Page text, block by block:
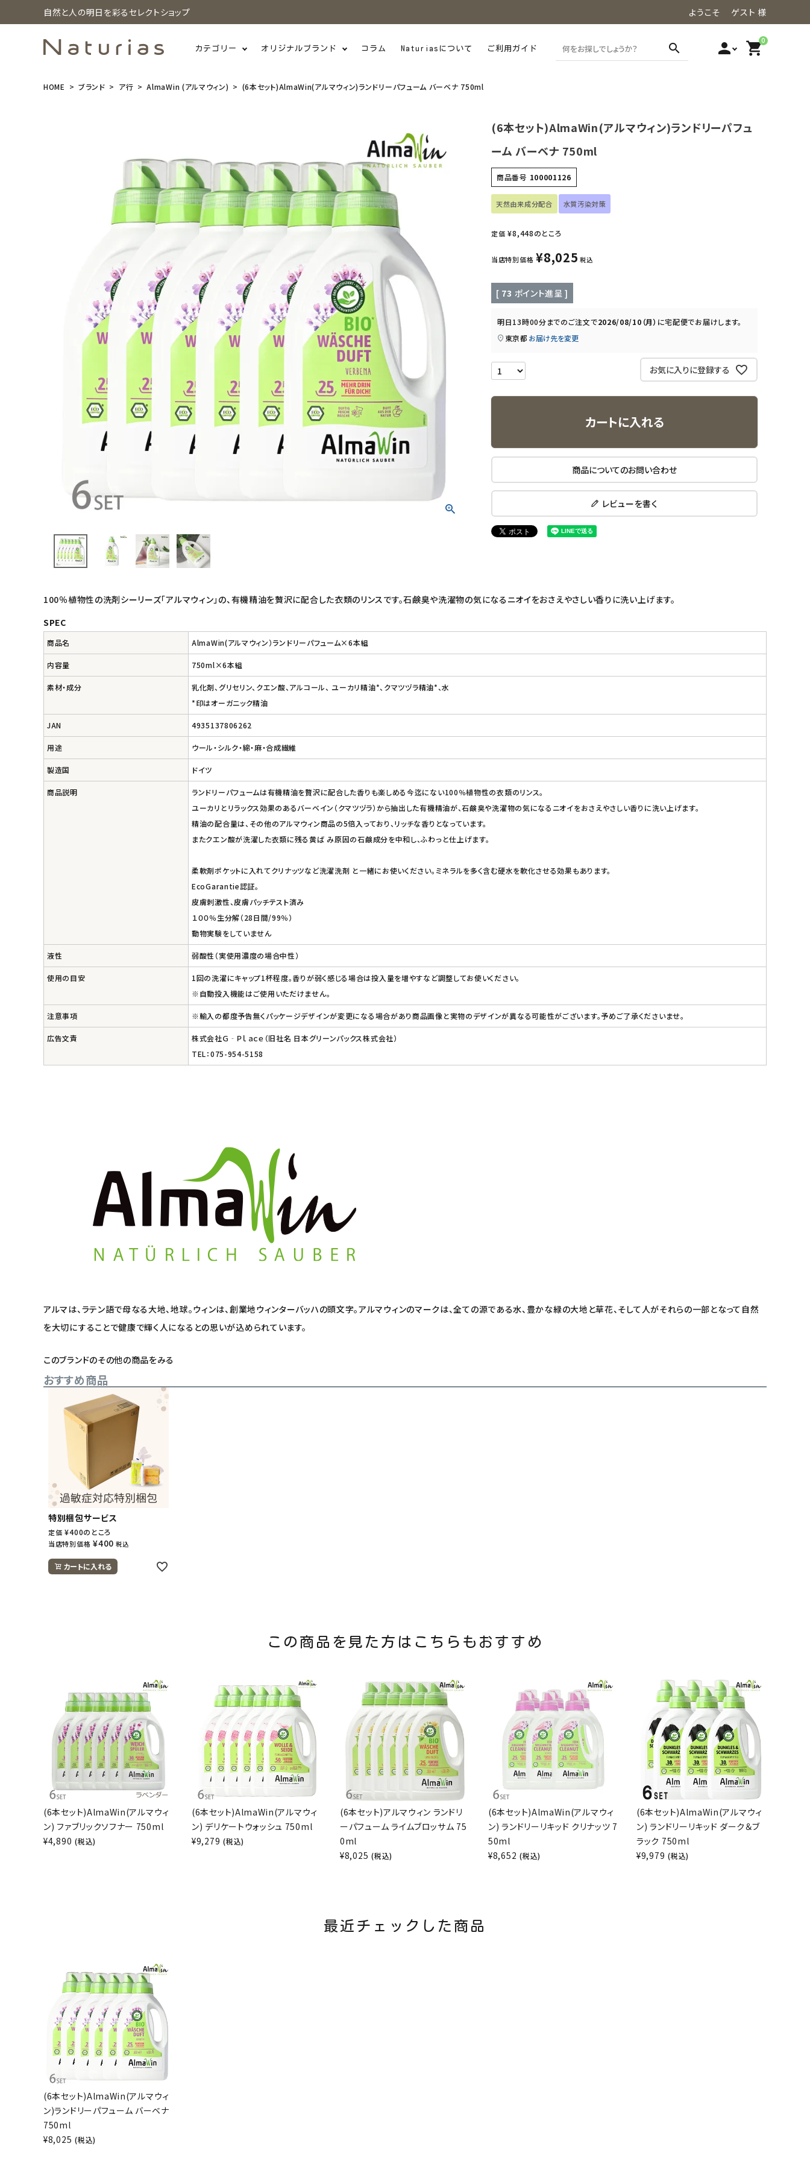
自然と人の明日を彩るセレクトショップ ようこそ ゲスト 様
カテゴリー オリジナルブランド コラム Naturiasについて ご利用ガイド search person 0
shopping_cart
カテゴリーから探す
キッチン用品
フード・ドリンク
定期購入
オリジナルブランド
ナチュラムーン
アルモニベルツ
コラム・スタッフのおすすめ
ご利用ガイド等
アカウント情報
HOME ブランド ア行 AlmaWin (アルマウィン) (6本セット)AlmaWin(アルマウィン)ランドリーパフューム バーベナ 750ml
(6本セット)AlmaWin(アルマウィン)ランドリーパフュ
ーム バーベナ 750ml
商品番号 100001126
天然由来成分配合 水質汚染対策
定価 ¥8,448のところ
当店特別価格 ¥8,025 税込
[ 73 ポイント進呈 ]
明日13時00分までのご注文で2026/08/10（月） に宅配便でお届けします。
東京都 お届け先を変更
お気に入りに登録する
カートに入れる
商品についてのお問い合わせ
レビューを書く
100％植物性の洗剤シーリーズ「アルマウィン」の、有機精油を贅沢に配合した衣類のリンスです。石鹸臭や洗濯物の気になるニオイをおさえやさしい香りに洗い上げます。
SPEC
商品名 AlmaWin(アルマウィン）ランドリーパフューム×6本組
内容量 750ml×6本組
素材・成分
乳化剤、グリセリン、クエン酸、アルコール、 ユーカリ精油*、クマツヅラ精油*、水
*印はオーガニック精油
JAN 4935137806262
用途 ウール・シルク・綿・麻・合成繊維
製造国 ドイツ
商品説明
ランドリーパフュームは有機精油を贅沢に配合した香りも楽しめる今迄にない100％植物性の衣類のリンス。
ユーカリとリラックス効果のあるバーベイン（クマツヅラ）から抽出した有機精油が、石鹸臭や洗濯物の気になるニオイをおさえやさしい香りに洗い上げます。
精油の配合量は、その他のアルマウィン商品の5倍入っており、リッチな香りとなっています。
またクエン酸が洗濯した衣類に残る黄ば み原因の石鹸成分を中和し、ふわっと仕上げます。
柔軟剤ポケットに入れてクリナッツなど洗濯洗剤 と一緒にお使いください。ミネラルを多く含む硬水を軟化させる効果もあります。
EcoGarantie認証。
皮膚刺激性、皮膚パッチテスト済み
１００％生分解（28日間/99％）
動物実験をしていません
液性 弱酸性（実使用濃度の場合中性）
使用の目安
1回の洗濯にキャップ1杯程度。香りが弱く感じる場合は投入量を増やすなど調整してお使いください。
※自動投入機能はご使用いただけません。
注意事項 ※輸入の都度予告無くパッケージデザインが変更になる場合があり商品画像と実物のデザインが異なる可能性がございます。予めご了承くださいませ。
広告文責
株式会社Ｇ‐Ｐｌａｃｅ（旧社名 日本グリーンパックス株式会社）
TEL：075-954-5158
アルマは、ラテン語で母なる大地、地球。ウィンは、創業地ウィンターバッハの頭文字。アルマウィンのマークは、全ての源である水、豊かな緑の大地と草花、そして人がそれらの一部となって自然
を大切にすることで健康で輝く人になるとの思いが込められています。
このブランドのその他の商品をみる
おすすめ商品
特別梱包サービス
定価 ¥400のところ
当店特別価格 ¥400 税込
カートに入れる
この商品を見た方はこちらもおすすめ
(6本セット)AlmaWin(アルマウィ
ン) ファブリックソフナー 750ml
¥4,890 (税込)
(6本セット)AlmaWin(アルマウィ
ン) デリケートウォッシュ 750ml
¥9,279 (税込)
(6本セット)アルマウィン ランドリ
ーパフューム ライムブロッサム 75
0ml
¥8,025 (税込)
(6本セット)AlmaWin(アルマウィ
ン) ランドリーリキッド クリナッツ 7
50ml
¥8,652 (税込)
(6本セット)AlmaWin(アルマウィ
ン) ランドリーリキッド ダーク＆ブ
ラック 750ml
¥9,979 (税込)
最近チェックした商品
(6本セット)AlmaWin(アルマウィ
ン)ランドリーパフューム バーベナ
750ml
¥8,025 (税込)